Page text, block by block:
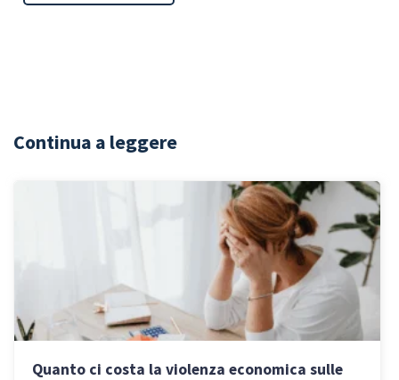
Continua a leggere
Quanto ci costa la violenza economica sulle